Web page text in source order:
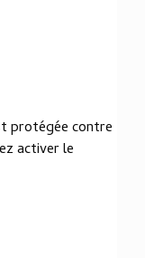
protégée contre
activer le